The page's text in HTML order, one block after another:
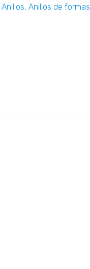
Anillos,Anillos de formas